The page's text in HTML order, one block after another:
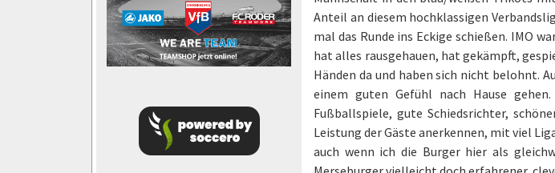
Anteil an diesem hochklassigen
mal das Runde ins Eckige schießen. IMO
hat alles rausgehauen, hat gekämpft,
Händen da und haben sich nicht belohnt.
einem guten Gefühl nach Hause
Fußballspiele, gute Schiedsrichter,
Leistung der Gäste anerkennen, mit viel
auch wenn ich die Burger hier als